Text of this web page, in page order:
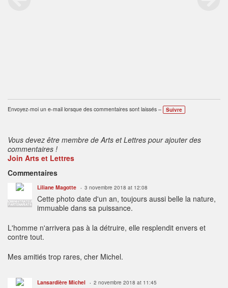
Envoyez-moi un e-mail lorsque des commentaires sont laissés – Suivre
Vous devez être membre de Arts et Lettres pour ajouter des
commentaires !
Join Arts et Lettres
Commentaires
ADMINISTRATEUR
PARTENARIATS
Liliane Magotte 3 novembre 2018 at 12:08
Cette photo date d'un an, toujours aussi belle la nature,
immuable dans sa puissance.
L'homme n'arrivera pas à la détruire, elle resplendit envers et
contre tout.
Mes amitiés trop rares, cher Michel.
Lansardière Michel 2 novembre 2018 at 11:45